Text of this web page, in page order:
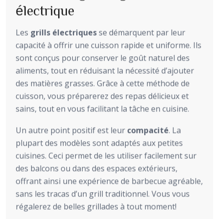
électrique
Les grills électriquesse démarquent par leur
capacité à offrir une cuisson rapide et uniforme. Ils
sont conçus pour conserver le goût naturel des
aliments, tout en réduisant la nécessité d’ajouter
des matières grasses. Grâce à cette méthode de
cuisson, vous préparerez des repas délicieux et
sains, tout en vous facilitant la tâche en cuisine.
Un autre point positif est leur compacité. La
plupart des modèles sont adaptés aux petites
cuisines. Ceci permet de les utiliser facilement sur
des balcons ou dans des espaces extérieurs,
offrant ainsi une expérience de barbecue agréable,
sans les tracas d’un grill traditionnel. Vous vous
régalerez de belles grillades à tout moment!